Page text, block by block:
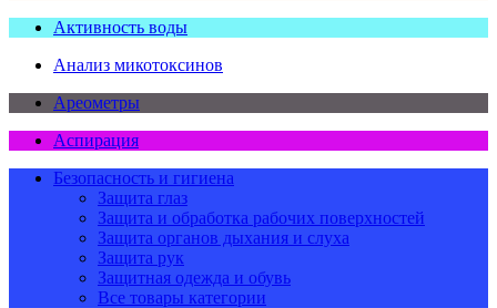
Активность воды
Анализ микотоксинов
Ареометры
Аспирация
Безопасность и гигиена
Защита глаз
Защита и обработка рабочих поверхностей
Защита органов дыхания и слуха
Защита рук
Защитная одежда и обувь
Все товары категории